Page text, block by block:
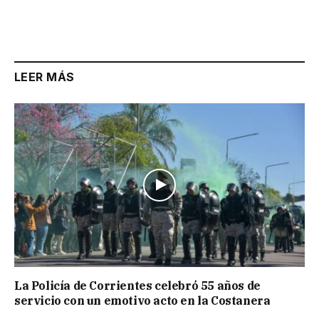
LEER MÁS
La Policía de Corrientes celebró 55 años de
servicio con un emotivo acto en la Costanera